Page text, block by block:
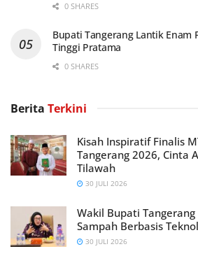
0 SHARES
Bupati Tangerang Lantik Enam
Tinggi Pratama
0 SHARES
Berita Terkini
Kisah Inspiratif Finalis
Tangerang 2026, Cinta
Tilawah
30 JULI 2026
Wakil Bupati
Sampah Berbasis
30 JULI 2026